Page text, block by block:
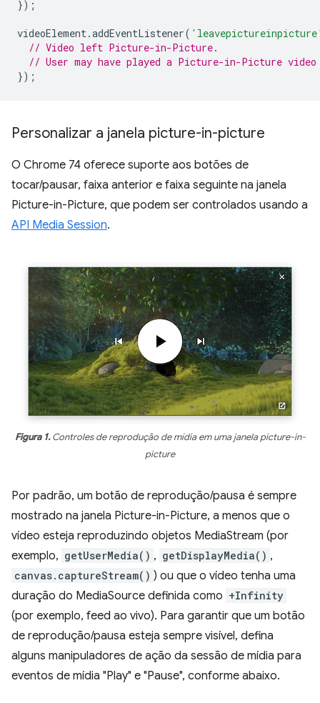
});
videoElement.addEventListener(
// Video left Picture-in-Picture.
// User may have played a Picture-in-Picture
});
Personalizar a janela picture-in-picture
O Chrome 74 oferece suporte aos botões de
tocar/pausar, faixa anterior e faixa seguinte na janela
Picture-in-Picture, que podem ser controlados usando a
API Media Session.
Figura 1.Controles de reprodução de mídia em uma janela picture-in-
picture
Por padrão, um botão de reprodução/pausa é sempre
mostrado na janela Picture-in-Picture, a menos que o
vídeo esteja reproduzindo objetos MediaStream (por
exemplo, getUserMedia() , getDisplayMedia() ,
canvas.captureStream() ) ou que o vídeo tenha uma
duração do MediaSource definida como +Infinity
(por exemplo, feed ao vivo). Para garantir que um botão
de reprodução/pausa esteja sempre visível, defina
alguns manipuladores de ação da sessão de mídia para
eventos de mídia "Play" e "Pause", conforme abaixo.